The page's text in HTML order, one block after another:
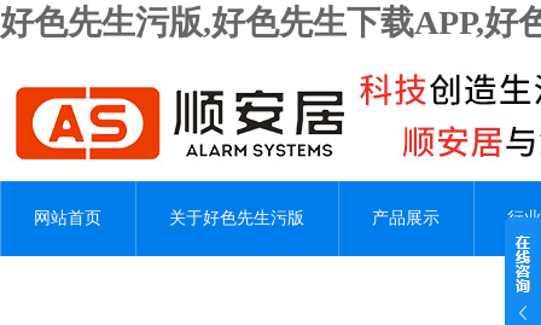
好色先生污版,好色先生下载APP,
网站首页 关于好色先生污版 产品展示 行